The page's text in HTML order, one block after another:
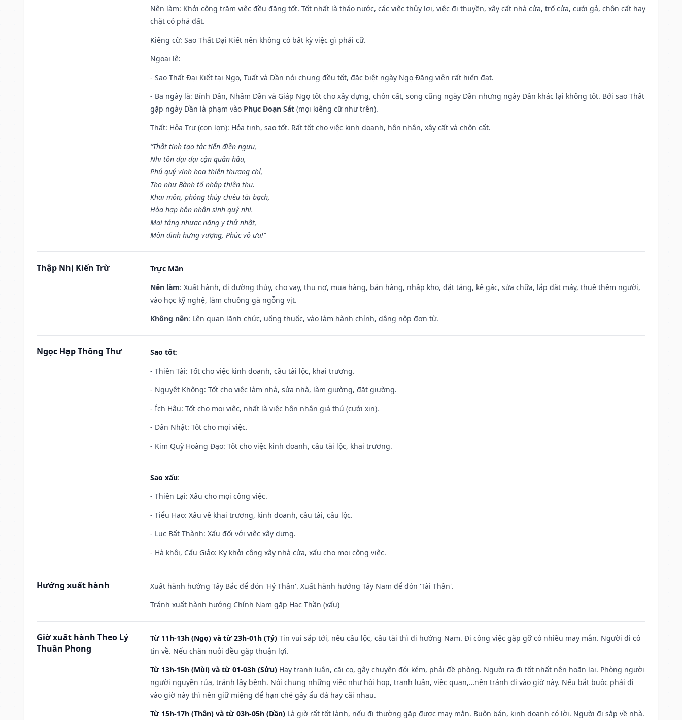
Nên làm: Khởi công trăm việc đều đặng tốt. Tốt nhất là tháo nước, các việc thủy lợi, việc đi thuyền, xây cất nhà cửa, trổ cửa, cưới gả, chôn cất hay
chặt cỏ phá đất.
Kiêng cữ: Sao Thất Đại Kiết nên không có bất kỳ việc gì phải cữ.
Ngoại lệ:
- Sao Thất Đại Kiết tại Ngọ, Tuất và Dần nói chung đều tốt, đặc biệt ngày Ngọ Đăng viên rất hiển đạt.
- Ba ngày là: Bính Dần, Nhâm Dần và Giáp Ngọ tốt cho xây dựng, chôn cất, song cũng ngày Dần nhưng ngày Dần khác lại không tốt. Bởi sao Thất
gặp ngày Dần là phạm vào Phục Đoạn Sát (mọi kiêng cữ như trên).
Thất: Hỏa Trư (con lợn): Hỏa tinh, sao tốt. Rất tốt cho việc kinh doanh, hôn nhân, xây cất và chôn cất.
“Thất tinh tạo tác tiến điền ngưu,
Nhi tôn đại đại cận quân hầu,
Phú quý vinh hoa thiên thượng chỉ,
Thọ như Bành tổ nhập thiên thu.
Khai môn, phóng thủy chiêu tài bạch,
Hòa hợp hôn nhân sinh quý nhi.
Mai táng nhược năng y thử nhật,
Môn đình hưng vượng, Phúc vô ưu!”
Thập Nhị Kiến Trừ
Trực Mãn
Nên làm: Xuất hành, đi đường thủy, cho vay, thu nợ, mua hàng, bán hàng, nhập kho, đặt táng, kê gác, sửa chữa, lắp đặt máy, thuê thêm người,
vào học kỹ nghệ, làm chuồng gà ngỗng vịt.
Không nên: Lên quan lãnh chức, uống thuốc, vào làm hành chính, dâng nộp đơn từ.
Ngọc Hạp Thông Thư Sao tốt:
- Thiên Tài: Tốt cho việc kinh doanh, cầu tài lộc, khai trương.
- Nguyệt Không: Tốt cho việc làm nhà, sửa nhà, làm giường, đặt giường.
- Ích Hậu: Tốt cho mọi việc, nhất là việc hôn nhân giá thú (cưới xin).
- Dân Nhật: Tốt cho mọi việc.
- Kim Quỹ Hoàng Đạo: Tốt cho việc kinh doanh, cầu tài lộc, khai trương.
Sao xấu:
- Thiên Lại: Xấu cho mọi công việc.
- Tiểu Hao: Xấu về khai trương, kinh doanh, cầu tài, cầu lộc.
- Lục Bất Thành: Xấu đối với việc xây dựng.
- Hà khôi, Cẩu Giảo: Kỵ khởi công xây nhà cửa, xấu cho mọi công việc.
Hướng xuất hành
Xuất hành hướng Tây Bắc để đón 'Hỷ Thần'. Xuất hành hướng Tây Nam để đón 'Tài Thần'.
Tránh xuất hành hướng Chính Nam gặp Hạc Thần (xấu)
Giờ xuất hành Theo Lý
Thuần Phong
Từ 11h-13h (Ngọ) và từ 23h-01h (Tý) Tin vui sắp tới, nếu cầu lộc, cầu tài thì đi hướng Nam. Đi công việc gặp gỡ có nhiều may mắn. Người đi có
tin về. Nếu chăn nuôi đều gặp thuận lợi.
Từ 13h-15h (Mùi) và từ 01-03h (Sửu) Hay tranh luận, cãi cọ, gây chuyện đói kém, phải đề phòng. Người ra đi tốt nhất nên hoãn lại. Phòng người
người nguyền rủa, tránh lây bệnh. Nói chung những việc như hội họp, tranh luận, việc quan,…nên tránh đi vào giờ này. Nếu bắt buộc phải đi
vào giờ này thì nên giữ miệng để hạn ché gây ẩu đả hay cãi nhau.
Từ 15h-17h (Thân) và từ 03h-05h (Dần) Là giờ rất tốt lành, nếu đi thường gặp được may mắn. Buôn bán, kinh doanh có lời. Người đi sắp về nhà.